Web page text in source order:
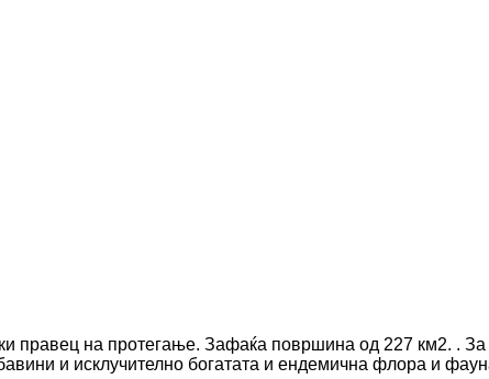
правец на протегање. Зафаќа површина од 227 км2. .
и исклучително богатата и ендемична флора и